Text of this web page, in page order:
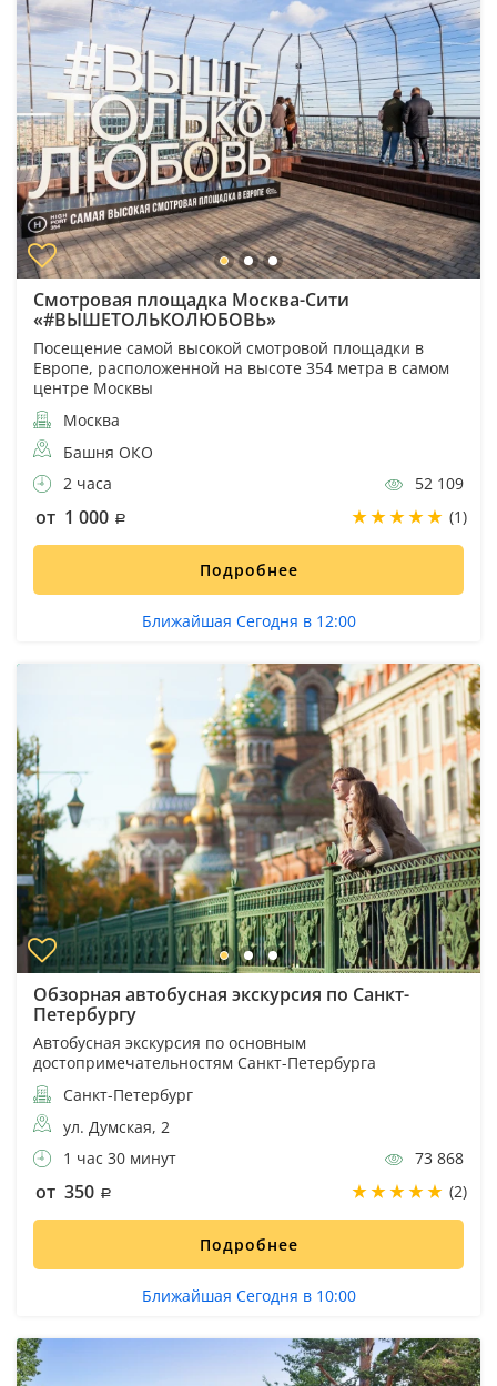
Смотровая площадка Москва-Сити
«#ВЫШЕТОЛЬКОЛЮБОВЬ»
Посещение самой высокой смотровой площадки в
Европе, расположенной на высоте 354 метра в самом
центре Москвы
Москва
Башня ОКО
2 часа
52 109
от 1 000 (1)
Подробнее
Ближайшая Сегодня в 12:00
Обзорная автобусная экскурсия по Санкт-
Петербургу
Автобусная экскурсия по основным
достопримечательностям Санкт-Петербурга
Санкт-Петербург
ул. Думская, 2
1 час 30 минут
73 868
от 350 (2)
Подробнее
Ближайшая Сегодня в 10:00